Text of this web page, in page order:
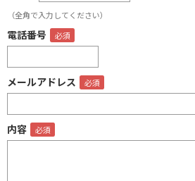
（全角で入力してください）
電話番号
メールアドレス
内容